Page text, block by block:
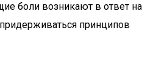
боли возникают в ответ на
принципов